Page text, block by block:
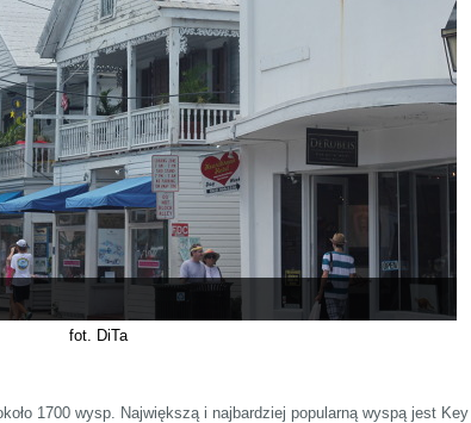
fot. DiTa
1700 wysp. Największą i najbardziej popularną wyspą jest Key